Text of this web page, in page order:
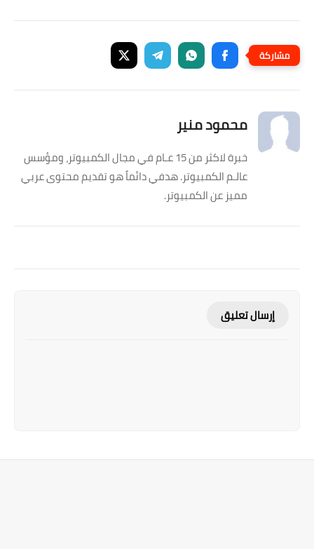
محمود منير
خبرة لاكثر من 15 عـام في مجال الكمبيوتر، ومؤسس
عالـم الكمبيوتر. هدفي دائماً هو تقديم محتوى عربي
مميز عن الكمبيوتر.
إرسال تعليق